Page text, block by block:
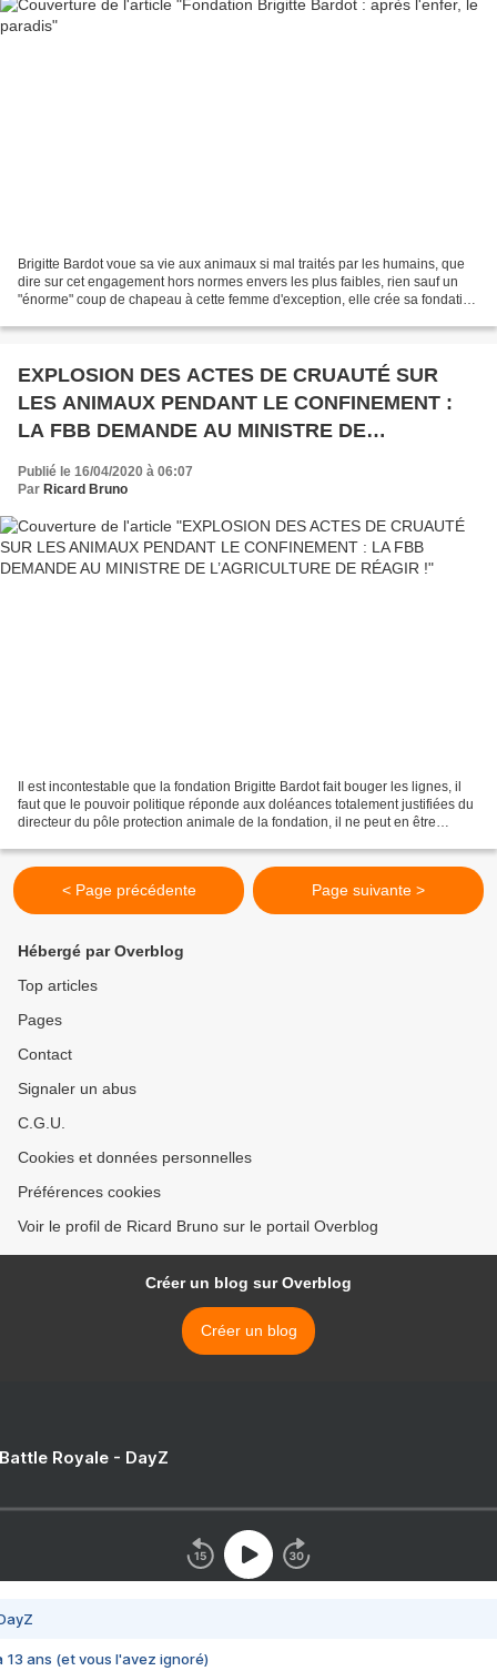
Brigitte Bardot voue sa vie aux animaux si mal traités par les humains, que
dire sur cet engagement hors normes envers les plus faibles, rien sauf un
"énorme" coup de chapeau à cette femme d'exception, elle crée sa fondation
EXPLOSION DES ACTES DE CRUAUTÉ SUR
LES ANIMAUX PENDANT LE CONFINEMENT :
LA FBB DEMANDE AU MINISTRE DE
L’AGRICULTURE DE RÉAGIR !
Publié le 16/04/2020 à 06:07
Par Ricard Bruno
Il est incontestable que la fondation Brigitte Bardot fait bouger les lignes, il
faut que le pouvoir politique réponde aux doléances totalement justifiées du
directeur du pôle protection animale de la fondation, il ne peut en être
< Page précédente Page suivante >
Hébergé par Overblog
Top articles
Pages
Contact
Signaler un abus
C.G.U.
Cookies et données personnelles
Préférences cookies
Voir le profil de Ricard Bruno sur le portail Overblog
Créer un blog sur Overblog
Créer un blog
Royale - DayZ
13 ans (et vous l'avez ignoré)